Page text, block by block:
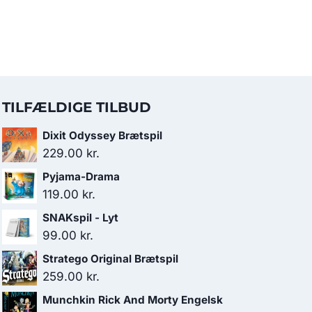
TILFÆLDIGE TILBUD
Dixit Odyssey Brætspil
229.00 kr.
Pyjama-Drama
119.00 kr.
SNAKspil - Lyt
99.00 kr.
Stratego Original Brætspil
259.00 kr.
Munchkin Rick And Morty Engelsk